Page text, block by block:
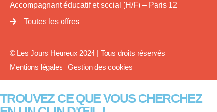
Accompagnant éducatif et social (H/F) – Paris 12
Toutes les offres
© Les Jours Heureux 2024 | Tous droits réservés
Mentions légales
Gestion des cookies
TROUVEZ CE QUE VOUS CHERCHEZ